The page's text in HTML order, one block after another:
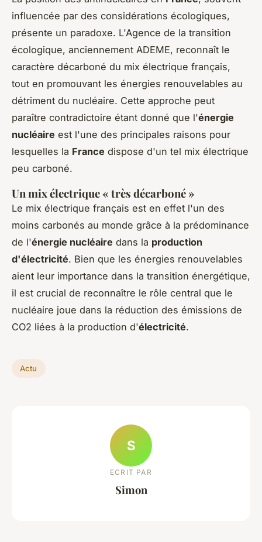
influencée par des considérations écologiques,
présente un paradoxe. L'Agence de la transition
écologique, anciennement ADEME, reconnaît le
caractère décarboné du mix électrique français,
tout en promouvant les énergies renouvelables au
détriment du nucléaire. Cette approche peut
paraître contradictoire étant donné que l'énergie
nucléaire est l'une des principales raisons pour
lesquelles la France dispose d'un tel mix électrique
peu carboné.
Un mix électrique « très décarboné »
Le mix électrique français est en effet l'un des
moins carbonés au monde grâce à la prédominance
de l'énergie nucléaire dans la production
d'électricité. Bien que les énergies renouvelables
aient leur importance dans la transition énergétique,
il est crucial de reconnaître le rôle central que le
nucléaire joue dans la réduction des émissions de
CO2 liées à la production d'électricité.
Actu
S
ECRIT PAR
Simon